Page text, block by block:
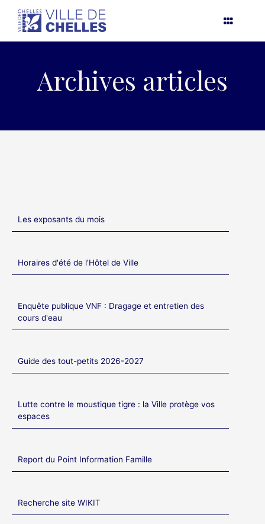
contenu
Archives articles
Les exposants du mois
Horaires d'été de l'Hôtel de Ville
Enquête publique VNF : Dragage et entretien des
cours d'eau
Guide des tout-petits 2026-2027
Lutte contre le moustique tigre : la Ville protège vos
espaces
Report du Point Information Famille
Recherche site WIKIT